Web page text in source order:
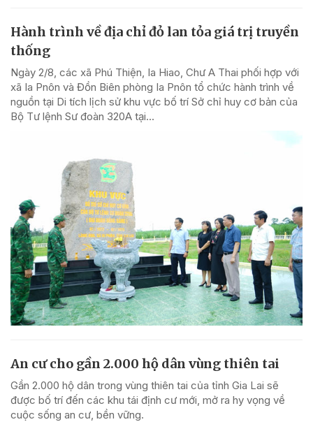
Hành trình về địa chỉ đỏ lan tỏa giá trị truyền
thống
Ngày 2/8, các xã Phú Thiện, Ia Hiao, Chư A Thai phối hợp với
xã Ia Pnôn và Đồn Biên phòng Ia Pnôn tổ chức hành trình về
nguồn tại Di tích lịch sử khu vực bố trí Sở chỉ huy cơ bản của
Bộ Tư lệnh Sư đoàn 320A tại...
An cư cho gần 2.000 hộ dân vùng thiên tai
Gần 2.000 hộ dân trong vùng thiên tai của tỉnh Gia Lai sẽ
được bố trí đến các khu tái định cư mới, mở ra hy vọng về
cuộc sống an cư, bền vững.